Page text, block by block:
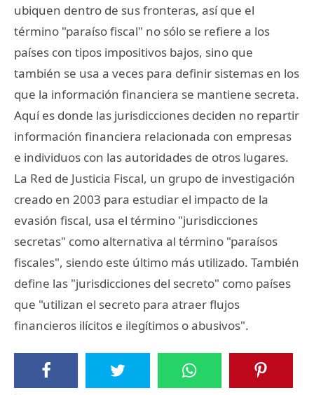
ubiquen dentro de sus fronteras, así que el
término "paraíso fiscal" no sólo se refiere a los
países con tipos impositivos bajos, sino que
también se usa a veces para definir sistemas en los
que la información financiera se mantiene secreta.
Aquí es donde las jurisdicciones deciden no repartir
información financiera relacionada con empresas
e individuos con las autoridades de otros lugares.
La Red de Justicia Fiscal, un grupo de investigación
creado en 2003 para estudiar el impacto de la
evasión fiscal, usa el término "jurisdicciones
secretas" como alternativa al término "paraísos
fiscales", siendo este último más utilizado. También
define las "jurisdicciones del secreto" como países
que "utilizan el secreto para atraer flujos
financieros ilícitos e ilegítimos o abusivos".